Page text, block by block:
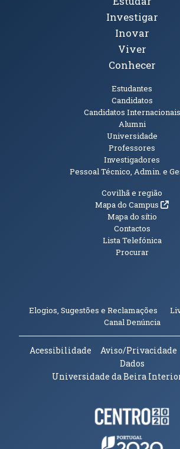
Investigar
Inovar
Viver
Conhecer
Estudantes
Candidatos
Candidatos Internacionais
Alumni
Universidade
Professores
Investigadores
Pessoal Técnico, Admin. e
Informações Adicionais
Covilhã e região
Mapa do Campus
Mapa do sítio
Contactos
Lista Telefónica
Procurar
Elogios, Sugestões e Reclamações
Canal Denúncia(abre
Acessibilidade Aviso/Privacidade
Dados
Universidade da Beira
Parceiros e